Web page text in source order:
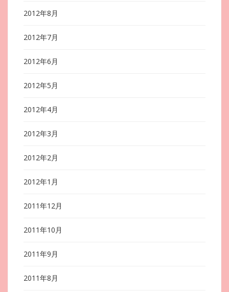
2012年8月
2012年7月
2012年6月
2012年5月
2012年4月
2012年3月
2012年2月
2012年1月
2011年12月
2011年10月
2011年9月
2011年8月